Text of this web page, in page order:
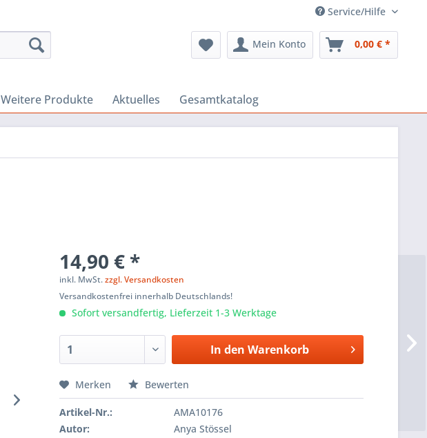
Service/Hilfe
Mein Konto 0,00 € *
Weitere Produkte Aktuelles Gesamtkatalog
14,90 € *
inkl. MwSt.zzgl. Versandkosten
Versandkostenfrei innerhalb Deutschlands!
Sofort versandfertig, Lieferzeit 1-3 Werktage
In den Warenkorb
Merken Bewerten
Artikel-Nr.:
AMA10176
Autor:
Anya Stössel